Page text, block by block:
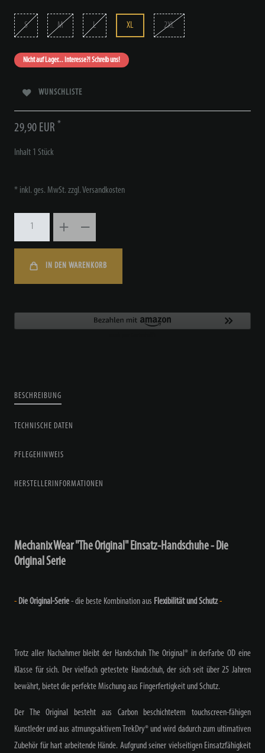
S M L XL 2XL
Nicht auf Lager... Interesse?! Schreib uns!
WUNSCHLISTE
29,90 EUR *
Inhalt 1 Stück
* inkl. ges. MwSt. zzgl.Versandkosten
IN DEN WARENKORB
BESCHREIBUNG
TECHNISCHE DATEN
PFLEGEHINWEIS
HERSTELLERINFORMATIONEN
Mechanix Wear "The Original" Einsatz-Handschuhe - Die
Original Serie
- Die Original-Serie- die beste Kombination aus Flexibilität und Schutz-
Trotz aller Nachahmer bleibt der Handschuh The Original® in derFarbe OD eine
Klasse für sich. Der vielfach getestete Handschuh, der sich seit über 25 Jahren
bewährt, bietet die perfekte Mischung aus Fingerfertigkeit und Schutz.
Der The Original besteht aus Carbon beschichtetem touchscreen-fähigen
Kunstleder und aus atmungsaktivem TrekDry® und wird dadurch zum ultimativen
Zubehör für hart arbeitende Hände. Aufgrund seiner vielseitigen Einsatzfähigkeit